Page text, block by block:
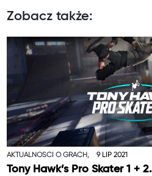
Zobacz także:
AKTUALNOŚCI O GRACH, 9 LIP 2021
Tony Hawk’s Pro Skater 1 +